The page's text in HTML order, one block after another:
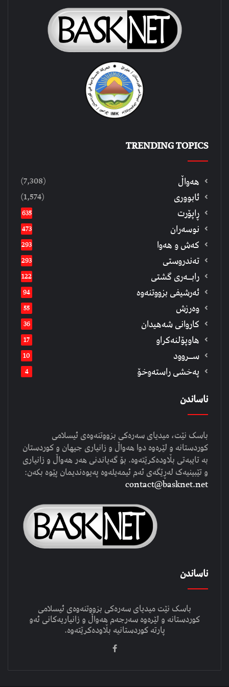
TRENDING TOPICS
هەواڵ (7,308)
ئابووری (1,574)
ڕاپۆرت 635
نوسەران 473
كەش و هەوا 293
تەندروستی 293
رابــه‌ری گشتی 122
ئەرشیفى بزووتنەوە 94
وەرزش 55
كاروانی شەهیدان 36
هاوپۆلنەكراو 17
ســروود 10
په‌خشی راسته‌وخۆ 4
ناساندن
باسک نێت، میدیای سەرەکی بزووتنەوەی ئیسلامی
کوردستانە و لێرەوە دوا هەواڵ و زانیاری جیهان و کوردستان
بە تایبەتی بڵاودەکرێتەوە. بۆ گەیاندنی هەر هەواڵ و زانیاری
و تێبینیەک لەڕێگەی ئەم ئیمەیلەوە پەیوەندیمان پێوە بکەن:
contact@basknet.net
ناساندن
باسک نێت میدیای سەرەکی بزووتنەوەی ئیسلامی
کوردستانە و لێرەوە سەرجەم هەواڵ و زانیاریەکانی ئەو
پارتە کوردستانیە بڵاودەکرێتەوە.